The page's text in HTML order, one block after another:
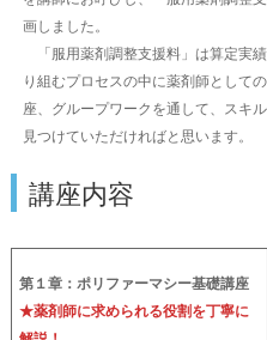
画しました。
「服用薬剤調整支援料」は算定実
り組むプロセスの中に薬剤師として
座、グループワークを通して、スキ
見つけていただければと思います。
講座内容
第１章：ポリファーマシー基礎講座
★薬剤師に求められる役割を丁寧に